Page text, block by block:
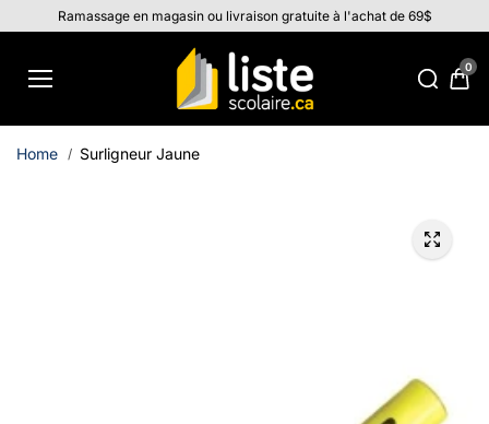
Aller au
contenu
Ramassage en magasin ou livraison gratuite à l'achat de 69$
0
Home Surligneur Jaune